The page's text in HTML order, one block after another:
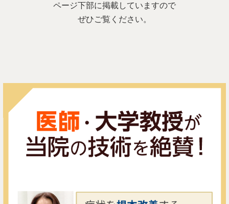
ページ下部に掲載していますので
ぜひご覧ください。